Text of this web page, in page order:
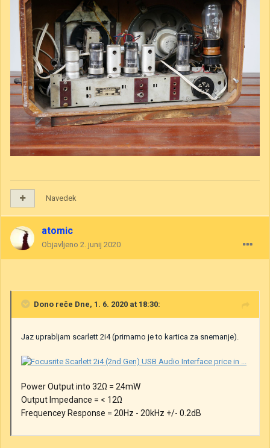
Navedek
atomic
Objavljeno 2. junij 2020
Dono reče Dne, 1. 6. 2020 at 18:30:
Jaz uprabljam scarlett 2i4 (primarno je to kartica za snemanje).
Power Output into 32Ω = 24mW
Output Impedance = < 12Ω
Frequencey Response = 20Hz - 20kHz +/- 0.2dB